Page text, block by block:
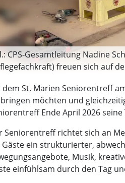
CPS-Gesamtleitung Nadine
freuen sich auf
dem St. Marien Seniorentreff
möchten und
Ende April 2026
Seniorentreff richtet sich an
Gäste ein strukturierter,
Musik,
einfühlsam durch den Tag